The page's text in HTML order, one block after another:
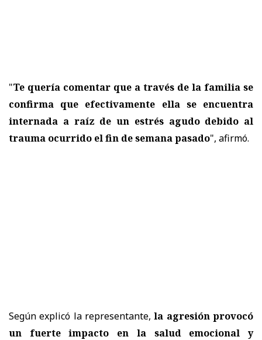
"Te quería comentar que a través de la familia se
confirma que efectivamente ella se encuentra
internada a raíz de un estrés agudo debido al
trauma ocurrido el fin de semana pasado", afirmó.
Según explicó la representante,la agresión provocó
un fuerte impacto en la salud emocional y